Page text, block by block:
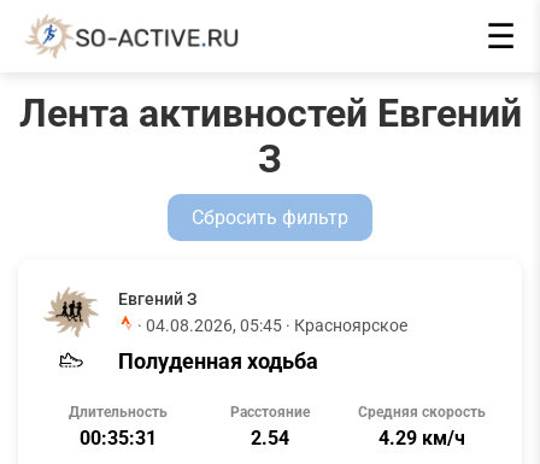
☰
Лента активностей Евгений
З
Сбросить фильтр
Евгений З
· 04.08.2026, 05:45 · Красноярское
Полуденная ходьба
Длительность
00:35:31
Расстояние
2.54
Средняя скорость
4.29 км/ч